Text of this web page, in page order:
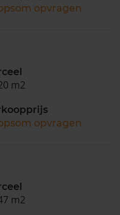
opvragen
m2
opvragen
m2